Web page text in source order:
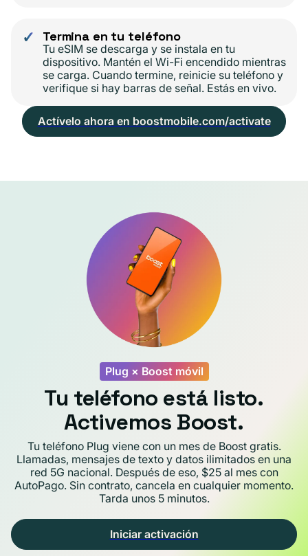
✓ Termina en tu teléfono
Tu eSIM se descarga y se instala en tu
dispositivo. Mantén el Wi-Fi encendido mientras
se carga. Cuando termine, reinicie su teléfono y
verifique si hay barras de señal. Estás en vivo.
Actívelo ahora en boostmobile.com/activate
Plug × Boost móvil
Tu teléfono está listo.
Activemos Boost.
Tu teléfono Plug viene con un mes de Boost gratis.
Llamadas, mensajes de texto y datos ilimitados en una
red 5G nacional. Después de eso, $25 al mes con
AutoPago. Sin contrato, cancela en cualquier momento.
Tarda unos 5 minutos.
Iniciar activación